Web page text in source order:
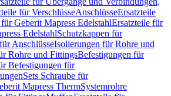
für VerschlüsseAnschlüsseErsatzteile
Geberit Mapress EdelstahlErsatzteile für
EdelstahlSchutzkappen für
AnschlüsseIsolierungen für Rohre und
Rohre und FittingsBefestigungen für
Befestigungen für
Sets Schraube für
Mapress ThermSystemrohre